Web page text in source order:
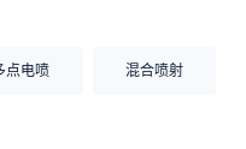
点电喷 混合喷射